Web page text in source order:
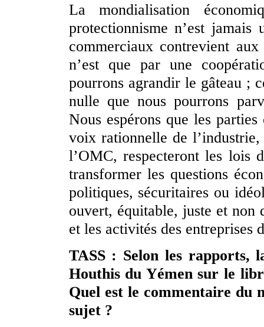
La mondialisation
protectionnisme n’est
commerciaux contrevient
n’est que par une
pourrons agrandir le gâteau ;
nulle que nous pourrons
Nous espérons que les
voix rationnelle de l’industrie,
l’OMC, respecteront les lois
transformer les questions
politiques, sécuritaires ou
ouvert, équitable, juste et non
et les activités des entreprises
TASS : Selon les rapports,
Houthis du Yémen sur le
Quel est le commentaire du
sujet ?